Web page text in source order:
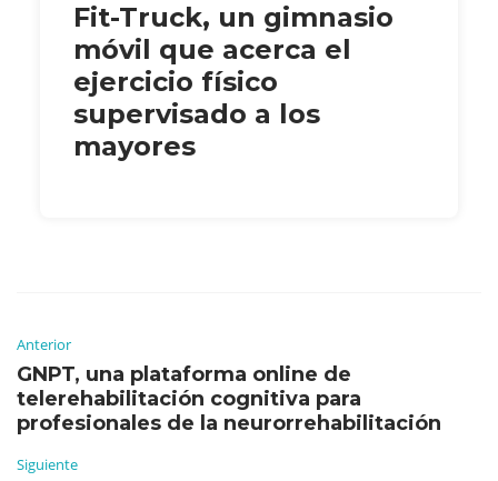
Fit-Truck, un gimnasio
móvil que acerca el
ejercicio físico
supervisado a los
mayores
Anterior
GNPT, una plataforma online de
telerehabilitación cognitiva para
profesionales de la neurorrehabilitación
Siguiente